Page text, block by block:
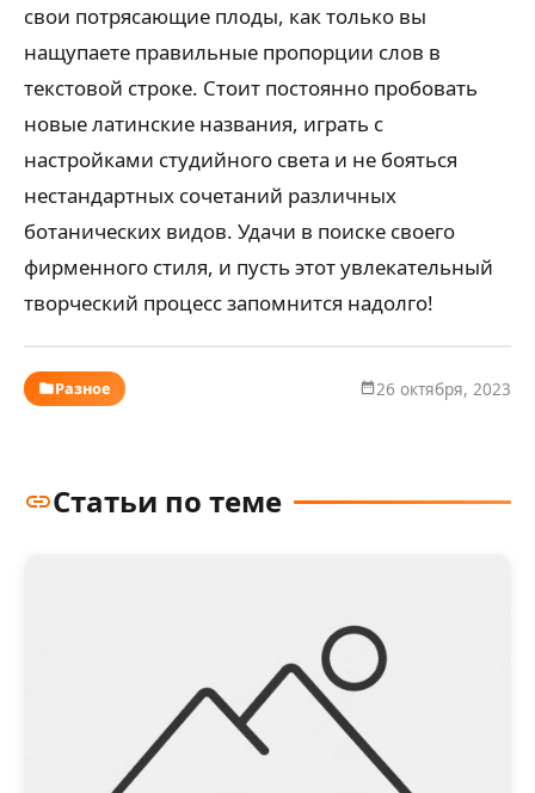
свои потрясающие плоды, как только вы
нащупаете правильные пропорции слов в
текстовой строке. Стоит постоянно пробовать
новые латинские названия, играть с
настройками студийного света и не бояться
нестандартных сочетаний различных
ботанических видов. Удачи в поиске своего
фирменного стиля, и пусть этот увлекательный
творческий процесс запомнится надолго!
Разное 26 октября, 2023
Статьи по теме